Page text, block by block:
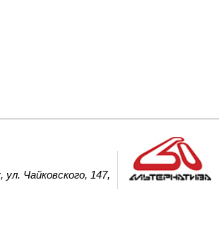
ул. Чайковского, 147,